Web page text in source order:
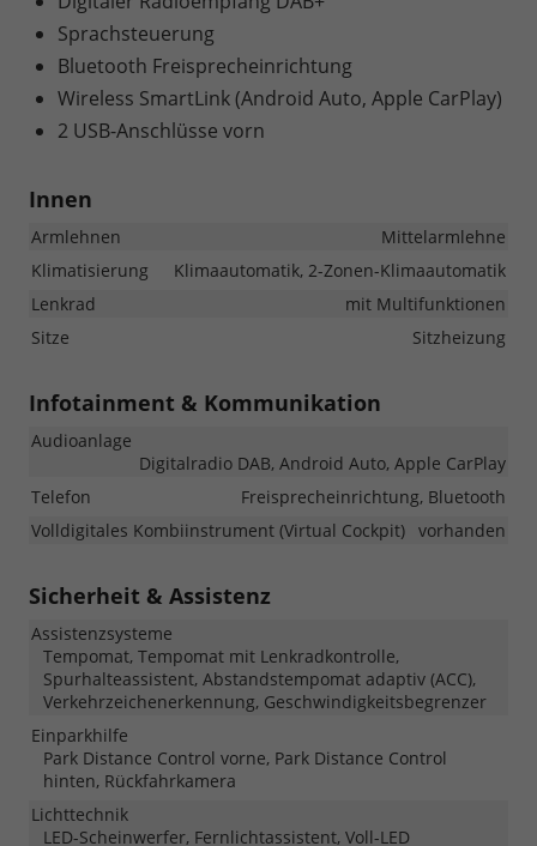
Sprachsteuerung
Bluetooth Freisprecheinrichtung
Wireless SmartLink (Android Auto, Apple CarPlay)
2 USB-Anschlüsse vorn
Innen
Armlehnen
Mittelarmlehne
Klimatisierung
Klimaautomatik, 2-Zonen-Klimaautomatik
Lenkrad
mit Multifunktionen
Sitze
Sitzheizung
Infotainment & Kommunikation
Audioanlage
Digitalradio DAB, Android Auto, Apple CarPlay
Telefon
Freisprecheinrichtung, Bluetooth
Volldigitales Kombiinstrument (Virtual Cockpit) vorhanden
Sicherheit & Assistenz
Assistenzsysteme
Tempomat, Tempomat mit Lenkradkontrolle,
Spurhalteassistent, Abstandstempomat adaptiv (ACC),
Verkehrzeichenerkennung, Geschwindigkeitsbegrenzer
Einparkhilfe
Park Distance Control vorne, Park Distance Control
hinten, Rückfahrkamera
Lichttechnik
LED-Scheinwerfer, Fernlichtassistent, Voll-LED